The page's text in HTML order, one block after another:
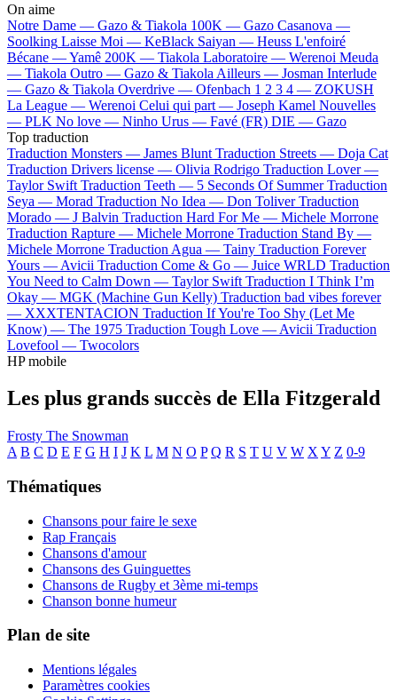
On aime
Notre Dame — Gazo & Tiakola 100K — Gazo Casanova —
Soolking Laisse Moi — KeBlack Saiyan — Heuss L'enfoiré
Bécane —Yamê 200K — Tiakola Laboratoire — Werenoi Meuda
— Tiakola Outro — Gazo & Tiakola Ailleurs — Josman Interlude
— Gazo & Tiakola Overdrive — Ofenbach 1 2 3 4 — ZOKUSH
La League — Werenoi Celui qui part — Joseph Kamel Nouvelles
— PLK No love — Ninho Urus — Favé (FR) DIE — Gazo
Top traduction
Traduction Monsters — James Blunt Traduction Streets — Doja Cat
Traduction Drivers license — Olivia Rodrigo Traduction Lover —
Taylor Swift Traduction Teeth — 5 Seconds Of Summer Traduction
Seya — Morad Traduction No Idea — Don Toliver Traduction
Morado — J Balvin Traduction Hard For Me — Michele Morrone
Traduction Rapture — Michele Morrone Traduction Stand By —
Michele Morrone Traduction Agua — Tainy Traduction Forever
Yours — Avicii Traduction Come & Go — Juice WRLD Traduction
You Need to Calm Down — Taylor Swift Traduction I Think I’m
Okay — MGK (Machine Gun Kelly) Traduction bad vibes forever
— XXXTENTACION Traduction If You're Too Shy (Let Me
Know) — The 1975 Traduction Tough Love — Avicii Traduction
Lovefool — Twocolors
HP mobile
Les plus grands succès de Ella Fitzgerald
Frosty The Snowman
A B C D E F G H I J K L M N O P Q R S T U V W X Y Z 0-9
Thématiques
Chansons pour faire le sexe
Rap Français
Chansons d'amour
Chansons des Guinguettes
Chansons de Rugby et 3ème mi-temps
Chanson bonne humeur
Plan de site
Mentions légales
Paramètres cookies